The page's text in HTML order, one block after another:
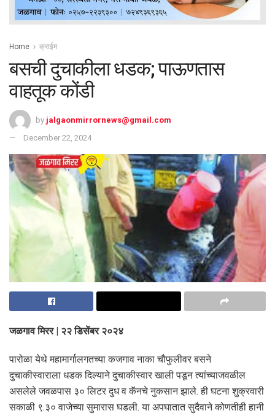
Home क्राईम
बसची दुचाकीला धडक; पाऊणतास
वाहतूक कोंडी
by jalgaonmirrornews@gmail.com
December 22, 2024
जळगाव मिरर | २२ डिसेंबर २०२४
पारोळा येथे महामार्गालगतच्या कजगाव नाका चौफुलीवर बसने
दुचाकीस्वाराला धडक दिल्याने दुचाकीस्वार खाली पडून त्यांच्याजवळील
असलेले जवळपास ३० लिटर दुध व कॅनचे नुकसान झाले. ही घटना शुक्रवारी
सकाळी ९.३० वाजेच्या सुमारास घडली. या अपघातात सुदैवाने कोणतीही हानी